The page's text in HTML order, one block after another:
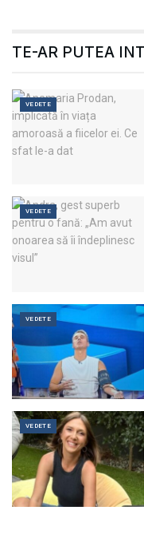
TE-AR PUTEA
VEDETE
VEDETE
VEDETE
VEDETE